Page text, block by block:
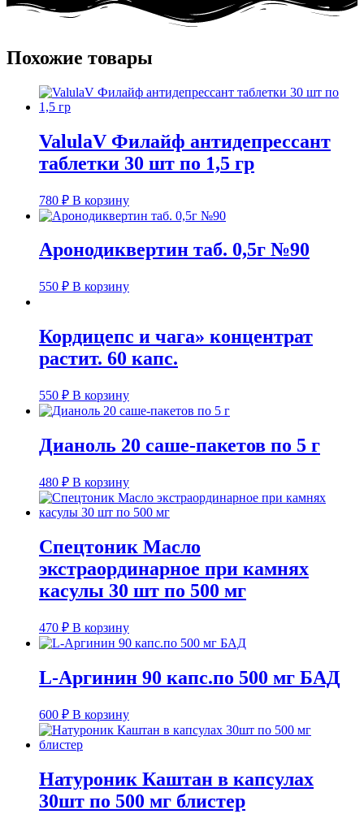
Похожие товары
ValulaV Филайф антидепрессант
таблетки 30 шт по 1,5 гр
780 ₽ В корзину
Аронодиквертин таб. 0,5г №90
550 ₽ В корзину
Кордицепс и чага» концентрат
растит. 60 капс.
550 ₽ В корзину
Дианоль 20 саше-пакетов по 5 г
480 ₽ В корзину
Спецтоник Масло
экстраординарное при камнях
касулы 30 шт по 500 мг
470 ₽ В корзину
L-Аргинин 90 капс.по 500 мг БАД
600 ₽ В корзину
Натуроник Каштан в капсулах
30шт по 500 мг блистер